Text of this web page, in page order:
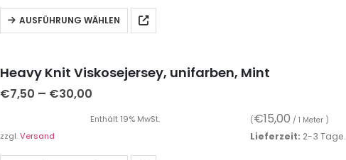
AUSFÜHRUNG WÄHLEN
Heavy Knit Viskosejersey, unifarben, Mint
€7,50 – €30,00
Enthält 19% MwSt. (€15,00 / 1 Meter )
zzgl.Versand Lieferzeit: 2-3 Tage.